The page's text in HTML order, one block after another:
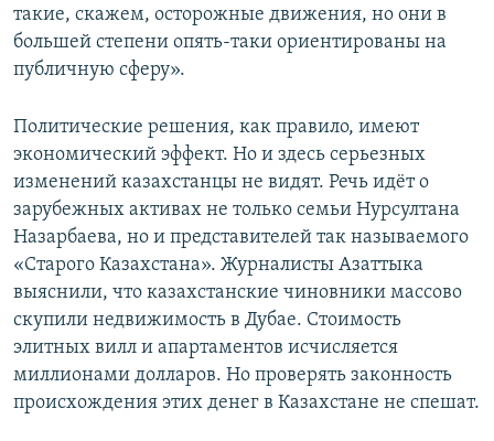
такие, скажем, осторожные движения, но они в
большей степени опять-таки ориентированы на
публичную сферу».
Политические решения, как правило, имеют
экономический эффект. Но и здесь серьезных
изменений казахстанцы не видят. Речь идёт о
зарубежных активах не только семьи Нурсултана
Назарбаева, но и представителей так называемого
«Старого Казахстана». Журналисты Азаттыка
выяснили, что казахстанские чиновники массово
скупили недвижимость в Дубае. Стоимость
элитных вилл и апартаментов исчисляется
миллионами долларов. Но проверять законность
происхождения этих денег в Казахстане не спешат.